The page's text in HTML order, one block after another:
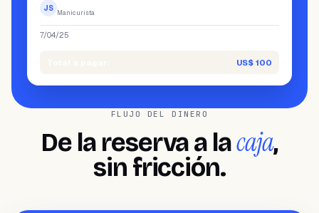
JS
Manicurista
7/04/25
US$ 100
FLUJO DEL DINERO
De la reserva a lacaja,
sin fricción.